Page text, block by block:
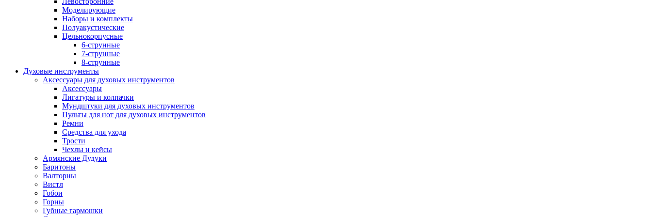
Моделирующие
Наборы и комплекты
Полуакустические
Цельнокорпусные
6-струнные
7-струнные
8-струнные
Духовые инструменты
Аксессуары для духовых инструментов
Аксессуары
Лигатуры и колпачки
Мундштуки для духовых инструментов
Пульты для нот для духовых инструментов
Ремни
Средства для ухода
Трости
Чехлы и кейсы
Армянские Дудуки
Баритоны
Валторны
Вистл
Гобои
Горны
Губные гармошки